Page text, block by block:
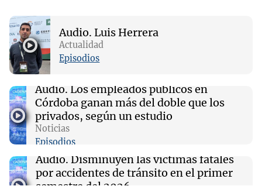
tensiones en Oriente Medio
08:58 Primera Plana Rosario
El Conicet y el Museo Castagnino invitan a
una charla sobre pantallas en las infancias
08:58 Radioinforme 3 Rosario
La santafesina Renata Reinheimer fue
premiada a nivel mundial: "La ciencia tiene
muchas facetas"
Audio. Luis Herrera
Actualidad
Episodios
Audio. Los empleados públicos en
Córdoba ganan más del doble que los
privados, según un estudio
Noticias
Episodios
Audio. Disminuyen las víctimas fatales
por accidentes de tránsito en el primer